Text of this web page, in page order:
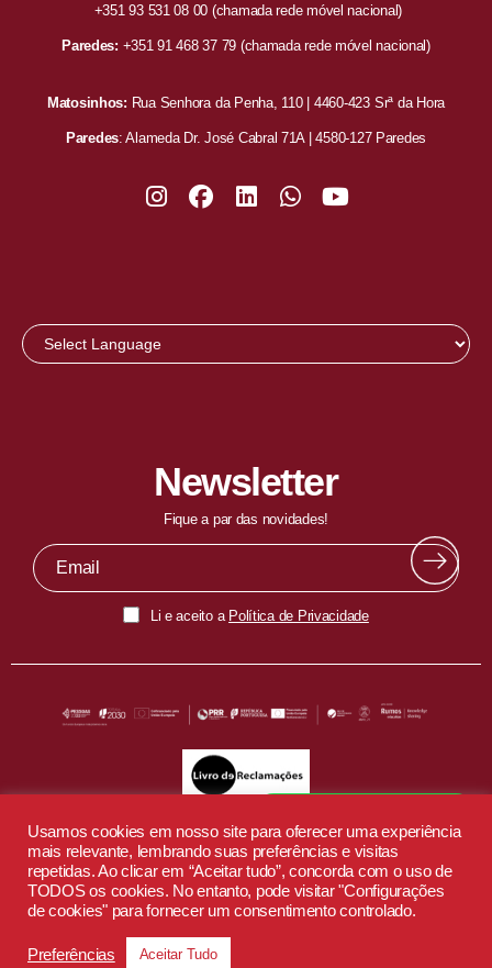
+351 93 531 08 00 (chamada rede móvel nacional)
Paredes: +351 91 468 37 79 (chamada rede móvel nacional)
Matosinhos: Rua Senhora da Penha, 110 | 4460-423 Srª da Hora
Paredes: Alameda Dr. José Cabral 71A | 4580-127 Paredes
Newsletter
Fique a par das novidades!
Li e aceito a Política de Privacidade
Usamos cookies em nosso site para oferecer uma experiência
mais relevante, lembrando suas preferências e visitas
repetidas. Ao clicar em “Aceitar tudo”, concorda com o uso de
TODOS os cookies. No entanto, pode visitar "Configurações
de cookies" para fornecer um consentimento controlado.
Preferências Aceitar Tudo